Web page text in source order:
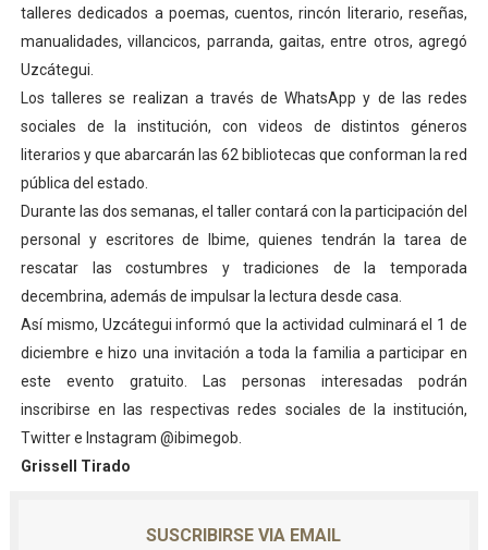
Campo Elías avanza con plan de asfaltado
Encuentro estadal fortalece la coordinación de
Gobernador Arnaldo Sánchez apadrina a más de 993
Plan Quirúrgico Regional llega a Pueblo Llano con la
talleres dedicados a poemas, cuentos, rincón literario, reseñas,
manualidades, villancicos, parranda, gaitas, entre otros, agregó
Uzcátegui.
Los talleres se realizan a través de WhatsApp y de las redes
sociales de la institución, con videos de distintos géneros
literarios y que abarcarán las 62 bibliotecas que conforman la red
pública del estado.
Durante las dos semanas, el taller contará con la participación del
personal y escritores de Ibime, quienes tendrán la tarea de
rescatar las costumbres y tradiciones de la temporada
decembrina, además de impulsar la lectura desde casa.
Así mismo, Uzcátegui informó que la actividad culminará el 1 de
diciembre e hizo una invitación a toda la familia a participar en
este evento gratuito. Las personas interesadas podrán
inscribirse en las respectivas redes sociales de la institución,
Twitter e Instagram @ibimegob.
Grissell Tirado
SUSCRIBIRSE VIA EMAIL